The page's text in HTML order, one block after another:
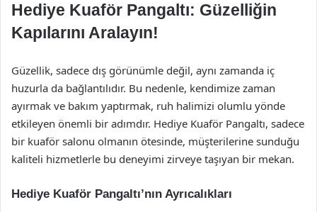
Hediye Kuaför Pangaltı: Güzelliğin
Kapılarını Aralayın!
Güzellik, sadece dış görünümle değil, aynı zamanda iç
huzurla da bağlantılıdır. Bu nedenle, kendimize zaman
ayırmak ve bakım yaptırmak, ruh halimizi olumlu yönde
etkileyen önemli bir adımdır. Hediye Kuaför Pangaltı, sadece
bir kuaför salonu olmanın ötesinde, müşterilerine sunduğu
kaliteli hizmetlerle bu deneyimi zirveye taşıyan bir mekan.
Hediye Kuaför Pangaltı’nın Ayrıcalıkları